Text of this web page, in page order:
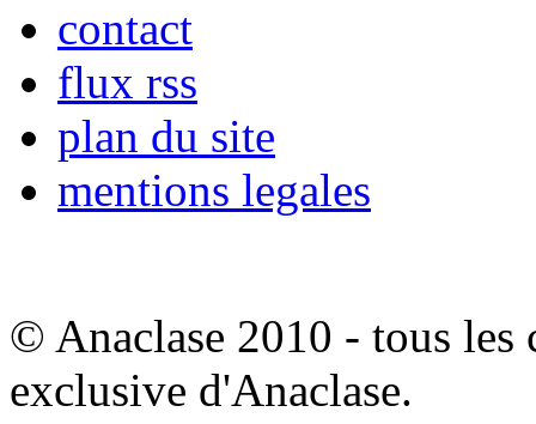
contact
flux rss
plan du site
mentions legales
© Anaclase 2010 - tous les
exclusive d'Anaclase.